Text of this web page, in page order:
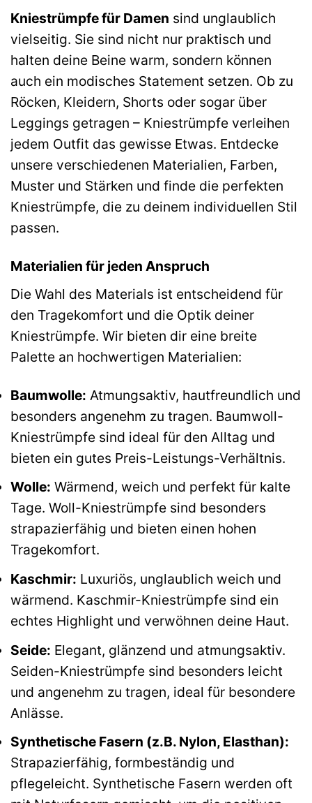
Kniestrümpfe für Damen sind unglaublich
vielseitig. Sie sind nicht nur praktisch und
halten deine Beine warm, sondern können
auch ein modisches Statement setzen. Ob zu
Röcken, Kleidern, Shorts oder sogar über
Leggings getragen – Kniestrümpfe verleihen
jedem Outfit das gewisse Etwas. Entdecke
unsere verschiedenen Materialien, Farben,
Muster und Stärken und finde die perfekten
Kniestrümpfe, die zu deinem individuellen Stil
passen.
Materialien für jeden Anspruch
Die Wahl des Materials ist entscheidend für
den Tragekomfort und die Optik deiner
Kniestrümpfe. Wir bieten dir eine breite
Palette an hochwertigen Materialien:
Baumwolle: Atmungsaktiv, hautfreundlich und
besonders angenehm zu tragen. Baumwoll-
Kniestrümpfe sind ideal für den Alltag und
bieten ein gutes Preis-Leistungs-Verhältnis.
Wolle: Wärmend, weich und perfekt für kalte
Tage. Woll-Kniestrümpfe sind besonders
strapazierfähig und bieten einen hohen
Tragekomfort.
Kaschmir: Luxuriös, unglaublich weich und
wärmend. Kaschmir-Kniestrümpfe sind ein
echtes Highlight und verwöhnen deine Haut.
Seide: Elegant, glänzend und atmungsaktiv.
Seiden-Kniestrümpfe sind besonders leicht
und angenehm zu tragen, ideal für besondere
Anlässe.
Synthetische Fasern (z.B. Nylon, Elasthan):
Strapazierfähig, formbeständig und
pflegeleicht. Synthetische Fasern werden oft